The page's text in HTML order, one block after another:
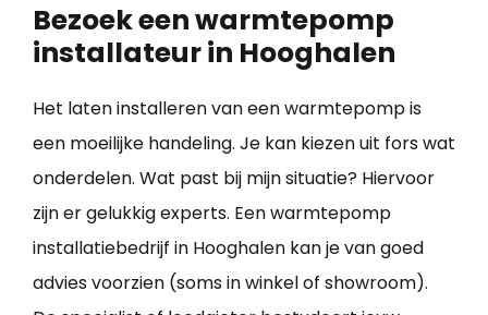
Bezoek een warmtepomp
installateur in Hooghalen
Het laten installeren van een warmtepomp is
een moeilijke handeling. Je kan kiezen uit fors wat
onderdelen. Wat past bij mijn situatie? Hiervoor
zijn er gelukkig experts. Een warmtepomp
installatiebedrijf in Hooghalen kan je van goed
advies voorzien (soms in winkel of showroom).